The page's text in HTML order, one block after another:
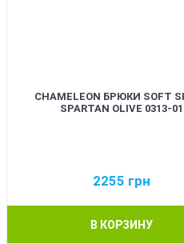
CHAMELEON БРЮКИ SOFT
SPARTAN OLIVE 0313-01
2255 грн
В КОРЗИНУ